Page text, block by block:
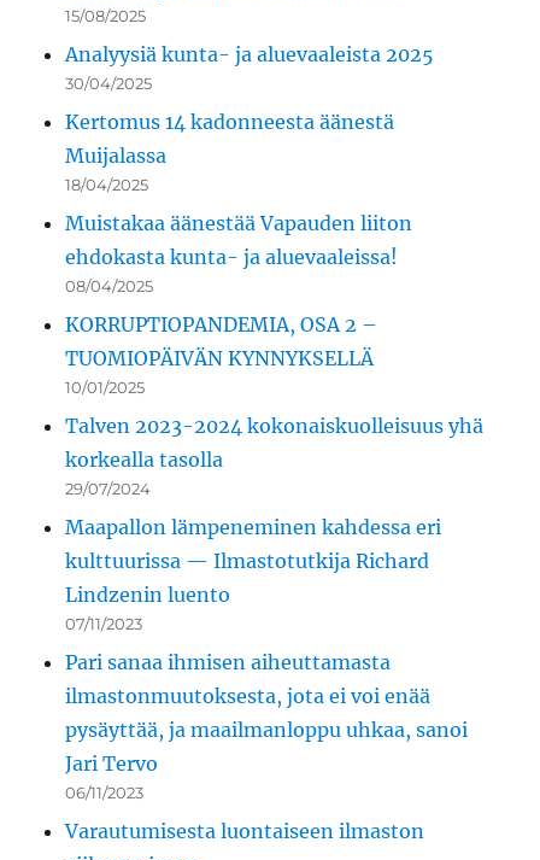
15/08/2025
Analyysiä kunta- ja aluevaaleista 2025
30/04/2025
Kertomus 14 kadonneesta äänestä
Muijalassa
18/04/2025
Muistakaa äänestää Vapauden liiton
ehdokasta kunta- ja aluevaaleissa!
08/04/2025
KORRUPTIOPANDEMIA, OSA 2 –
TUOMIOPÄIVÄN KYNNYKSELLÄ
10/01/2025
Talven 2023-2024 kokonaiskuolleisuus yhä
korkealla tasolla
29/07/2024
Maapallon lämpeneminen kahdessa eri
kulttuurissa — Ilmastotutkija Richard
Lindzenin luento
07/11/2023
Pari sanaa ihmisen aiheuttamasta
ilmastonmuutoksesta, jota ei voi enää
pysäyttää, ja maailmanloppu uhkaa, sanoi
Jari Tervo
06/11/2023
Varautumisesta luontaiseen ilmaston